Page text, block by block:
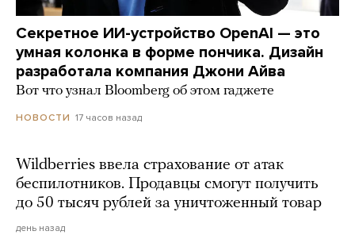
Секретное ИИ-устройство OpenAI — это
умная колонка в форме пончика. Дизайн
разработала компания Джони Айва
Вот что узнал Bloomberg об этом гаджете
НОВОСТИ 17 часов назад
Wildberries ввела страхование от атак
беспилотников. Продавцы смогут получить
до 50 тысяч рублей за уничтоженный товар
день назад